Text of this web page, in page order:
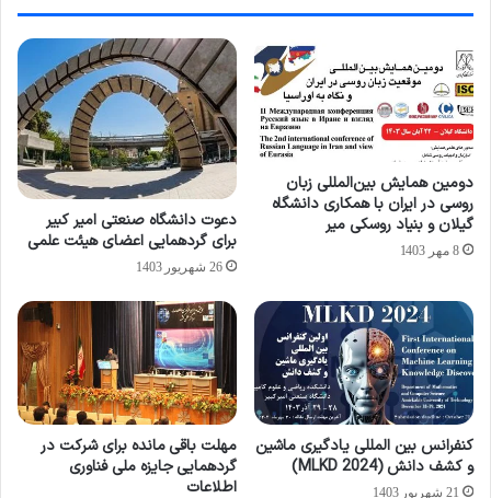
دومین همایش بین‌المللی زبان
روسی در ایران با همکاری دانشگاه
گیلان و بنیاد روسکی میر
8 مهر 1403
دعوت دانشگاه صنعتی امیر کبیر
برای گردهمایی اعضای هیئت علمی
26 شهریور 1403
كنفرانس بين المللی يادگيری ماشين
و كشف دانش (2024 MLKD)
21 شهریور 1403
مهلت باقی مانده برای شرکت در
گردهمایی جایزه ملی فناوری
اطلاعات